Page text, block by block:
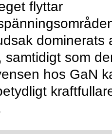
flyttar
dominerats
samtidigt som
hos GaN